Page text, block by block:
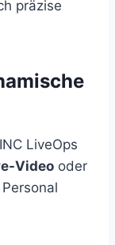
präzise
LiveOps
Video oder